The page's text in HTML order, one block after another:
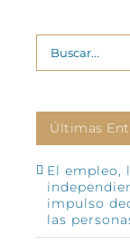
Buscar:
Últimas
El empleo,
impulso
las